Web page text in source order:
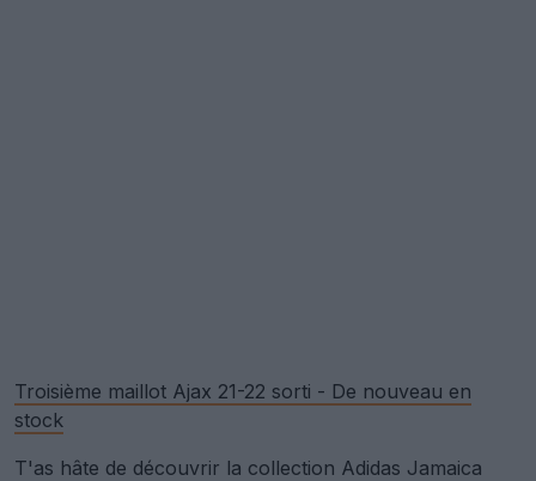
Troisième maillot Ajax 21-22 sorti - De nouveau en
stock
T'as hâte de découvrir la collection Adidas Jamaica